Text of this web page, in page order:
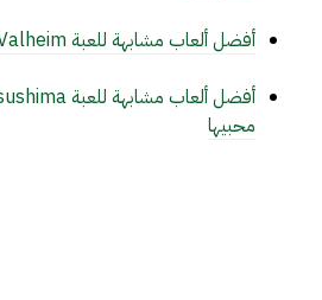
أفضل ألعاب مشابهة للعبة Valheim تستطيع تجربتها الآن
محبيها